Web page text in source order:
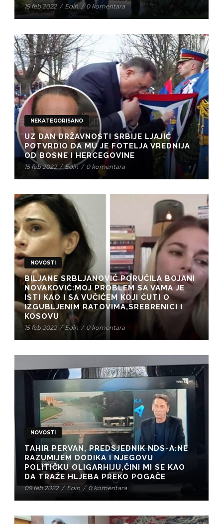
19 feb 2022 / Edin / 0 komentara
NEKATEGORISANO
UZ DAN DRŽAVNOSTI SRBIJE LJAJIĆ
POTVRDIO DA MU JE FOTELJA VREDNIJA
OD BOSNE I HERCEGOVINE
15 feb 2022 / Edin / 0 komentara
NOVOSTI
BILJANE SRBLJANOVIĆ PORUČILA BOJANI
NOVAKOVIĆ:MOJ PROBLEM SA VAMA JE
ISTI KAO I SA VUČIĆEM KOJI ĆUTI O
IZGUBLJENIM RATOVIMA,SREBRENICI I
KOSOVU
15 feb 2022 / Edin / 0 komentara
NOVOSTI
TAHIR PERVAN, PREDSJEDNIK NDS-A:NE
RAZUMIJEM DODIKA I NJEGOVU
POLITIČKU OLIGARHIJU,ČINI MI SE KAO
DA TRAŽE HLJEBA PREKO POGAČE
09 feb 2022 / Edin / 0 komentara